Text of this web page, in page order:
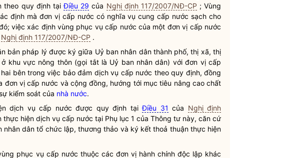
theo quy định tạiĐiều 29 của Nghị định 117/2007/NĐ-CP ;Vùng
định mà đơn vị cấp nước có nghĩa vụ cung cấp nước sạch cho
việc xác địnhvùng phục vụ cấp nước của một đơn vị cấp nước
Nghị định 117/2007/NĐ-CP .
bản pháp lý được ký giữa Uỷ ban nhân dânthành phố, thị xã, thị
ở khu vực nông thôn (gọi tắt là Uỷ ban nhân dân) vớiđơn vị cấp
bên trong việc bảo đảm dịch vụ cấp nước theo quy định, đồng
đơn vị cấp nước và cộng đồng, hướng tới mục tiêu nâng cao chất
kiểm soát của nhà nước.
dịch vụ cấp nước được quy định tạiĐiều 31 của Nghị định
thực hiện dịch vụ cấp nước tại Phụ lục 1 của Thông tư này, căn cứ
nhân dân tổ chức lập, thương thảo và ký kết thoả thuận thực hiện
phục vụ cấp nước thuộc các đơn vị hành chính độc lập khác